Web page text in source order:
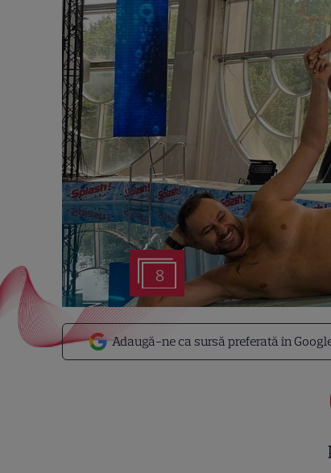
8
Adaugă-ne ca sursă preferată în